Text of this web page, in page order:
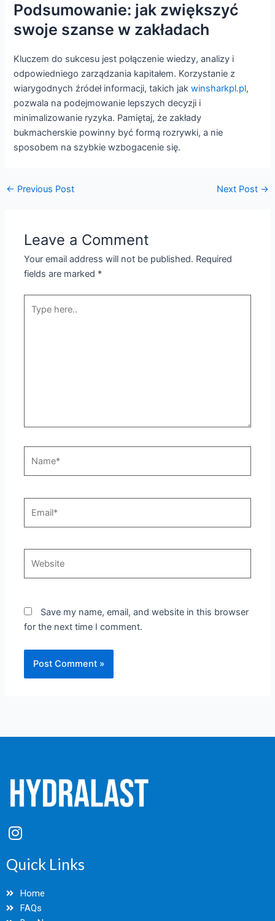
Podsumowanie: jak zwiększyć
swoje szanse w zakładach
Kluczem do sukcesu jest połączenie wiedzy, analizy i
odpowiedniego zarządzania kapitałem. Korzystanie z
wiarygodnych źródeł informacji, takich jakwinsharkpl.pl,
pozwala na podejmowanie lepszych decyzji i
minimalizowanie ryzyka. Pamiętaj, że zakłady
bukmacherskie powinny być formą rozrywki, a nie
sposobem na szybkie wzbogacenie się.
← Previous Post Next Post →
Leave a Comment
Your email address will not be published. Required
fields are marked *
here..
Save my name, email, and website in this browser
for the next time I comment.
I
n
s
t
a
g
Quick Links
Home
FAQs